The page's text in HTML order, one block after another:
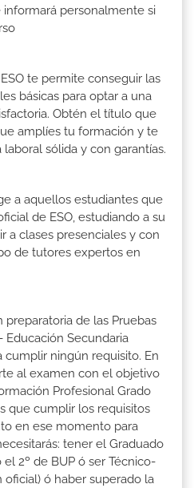
personalmente si
te permite conseguir las
básicas para optar a una
Obtén el título que
amplíes tu formación y te
sólida y con garantías.
a aquellos estudiantes que
de ESO, estudiando a su
a clases presenciales y con
de tutores expertos en
preparatoria de las Pruebas
Educación Secundaria
cumplir ningún requisito. En
al examen con el objetivo
Profesional Grado
que cumplir los requisitos
en ese momento para
tener el Graduado
2º de BUP ó ser Técnico-
oficial) ó haber superado la